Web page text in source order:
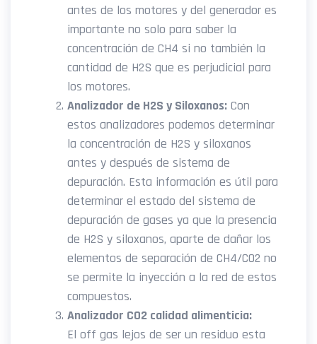
antes de los motores y del generador es
importante no solo para saber la
concentración de CH4 si no también la
cantidad de H2S que es perjudicial para
los motores.
Analizador de H2S y Siloxanos: Con
estos analizadores podemos determinar
la concentración de H2S y siloxanos
antes y después de sistema de
depuración. Esta información es útil para
determinar el estado del sistema de
depuración de gases ya que la presencia
de H2S y siloxanos, aparte de dañar los
elementos de separación de CH4/CO2 no
se permite la inyección a la red de estos
compuestos.
Analizador CO2 calidad alimenticia:
El off gas lejos de ser un residuo esta